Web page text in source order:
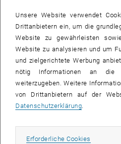
Unsere Website verwendet
Drittanbietern ein, um die
Website zu gewährleisten
Website zu analysieren und um
und zielgerichtete Werbung
nötig Informationen an die
weiterzugeben. Weitere
von Drittanbietern auf der
Datenschutzerklärung.
Erforderliche Cookies